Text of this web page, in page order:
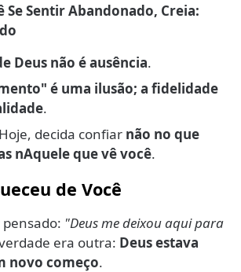
Se Sentir Abandonado, Creia:
Deus não é ausência.
é uma ilusão; a fidelidade
.
Hoje, decida confiar não no que
nAquele que vê você.
de Você
"Deus me deixou aqui para
era outra: Deus estava
novo começo.